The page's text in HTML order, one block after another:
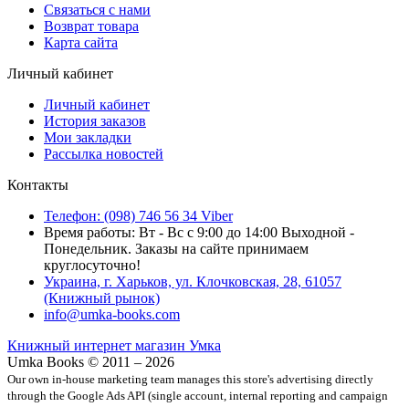
Связаться с нами
Возврат товара
Карта сайта
Личный кабинет
Личный кабинет
История заказов
Мои закладки
Рассылка новостей
Контакты
Телефон: (098) 746 56 34 Viber
Время работы: Вт - Вс с 9:00 до 14:00 Выходной -
Понедельник. Заказы на сайте принимаем
круглосуточно!
Украина, г. Харьков, ул. Клочковская, 28, 61057
(Книжный рынок)
info@umka-books.com
Книжный интернет магазин Умка
Umka Books © 2011 – 2026
Our own in-house marketing team manages this store's advertising directly
through the Google Ads API (single account, internal reporting and campaign